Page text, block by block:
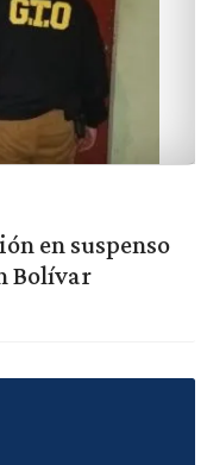
en suspenso
Bolívar